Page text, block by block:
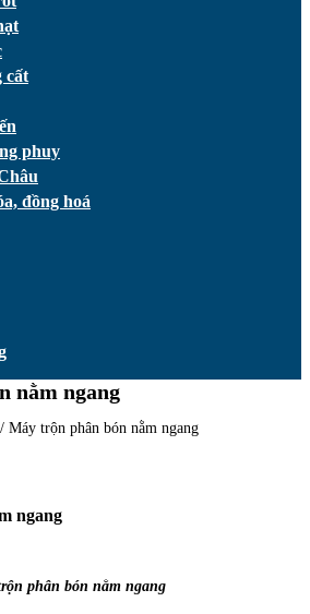
cất
phuy
đồng hoá
nằm ngang
/ Máy trộn phân bón nằm ngang
ngang
phân bón nằm ngang